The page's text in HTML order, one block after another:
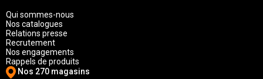
Qui sommes-nous
Nos catalogues
Relations presse
Recrutement
Nos engagements
Rappels de produits
Nos 270 magasins